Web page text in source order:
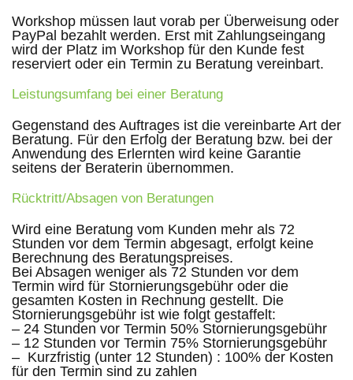
Workshop müssen laut vorab per Überweisung oder
PayPal bezahlt werden. Erst mit Zahlungseingang
wird der Platz im Workshop für den Kunde fest
reserviert oder ein Termin zu Beratung vereinbart.
Leistungsumfang bei einer Beratung
Gegenstand des Auftrages ist die vereinbarte Art der
Beratung. Für den Erfolg der Beratung bzw. bei der
Anwendung des Erlernten wird keine Garantie
seitens der Beraterin übernommen.
Rücktritt/Absagen von Beratungen
Wird eine Beratung vom Kunden mehr als 72
Stunden vor dem Termin abgesagt, erfolgt keine
Berechnung des Beratungspreises.
Bei Absagen weniger als 72 Stunden vor dem
Termin wird für Stornierungsgebühr oder die
gesamten Kosten in Rechnung gestellt. Die
Stornierungsgebühr ist wie folgt gestaffelt:
– 24 Stunden vor Termin 50% Stornierungsgebühr
– 12 Stunden vor Termin 75% Stornierungsgebühr
– Kurzfristig (unter 12 Stunden) : 100% der Kosten
für den Termin sind zu zahlen